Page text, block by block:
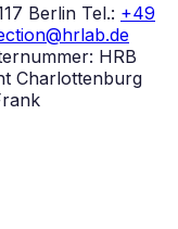
Berlin Tel.: +49
HRB
Charlottenburg